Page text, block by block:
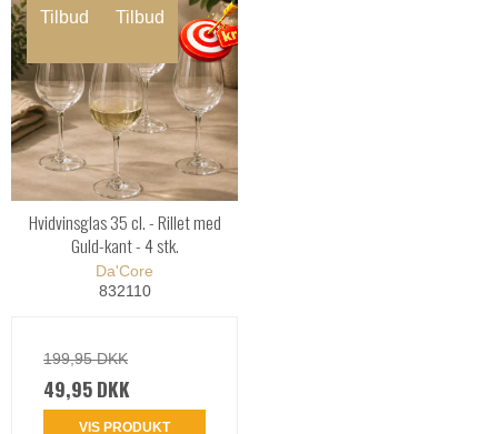
Tilbud Tilbud
Hvidvinsglas 35 cl. - Rillet med
Guld-kant - 4 stk.
Da'Core
832110
199,95 DKK
49,95 DKK
VIS PRODUKT